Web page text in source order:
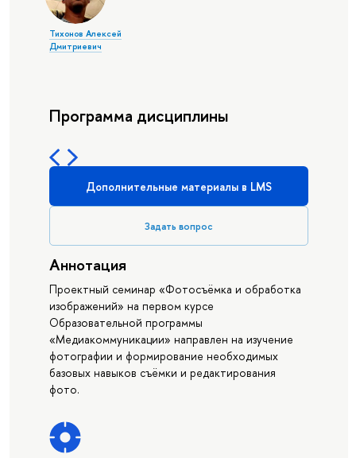
Тихонов Алексей
Дмитриевич
Программа дисциплины
Дополнительные материалы в LMS
Задать вопрос
Аннотация
Проектный семинар «Фотосъёмка и обработка
изображений» на первом курсе
Образовательной программы
«Медиакоммуникации» направлен на изучение
фотографии и формирование необходимых
базовых навыков съёмки и редактирования
фото.